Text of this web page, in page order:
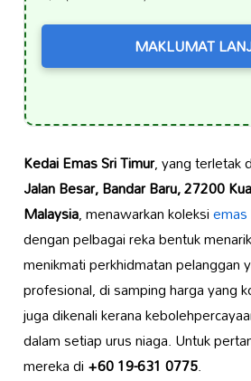
MAKLUMAT
Kedai Emas Sri Timur, yang terletak
Jalan Besar, Bandar Baru, 27200
Malaysia, menawarkan koleksi
dengan pelbagai reka bentuk
menikmati perkhidmatan pelanggan
profesional, di samping harga yang
juga dikenali kerana
dalam setiap urus niaga. Untuk
mereka di+60 19-631 0775.